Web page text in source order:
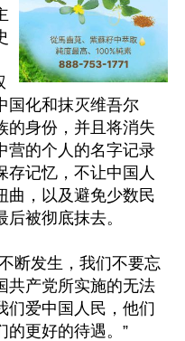
国化和抹灭维吾尔
的身份，并且将消失
营的个人的名字记录
存记忆，不让中国人
曲，以及避免少数民
被彻底抹去。
断发生，我们不要忘
共产党所实施的无法
们爱中国人民，他们
的更好的待遇。”